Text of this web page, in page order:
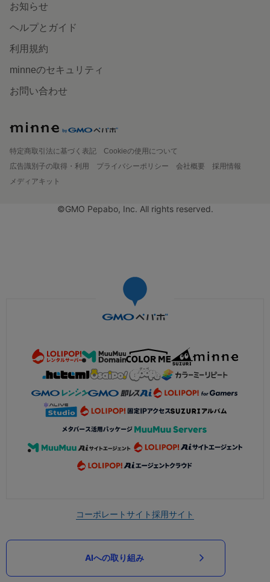
お知らせ
ヘルプとガイド
利用規約
minneのセキュリティ
お問い合わせ
特定商取引法に基づく表記
Cookieの使用について
広告識別子の取得・利用
プライバシーポリシー 会社概要
採用情報
メディアキット
©GMO Pepabo, Inc. All rights reserved.
コーポレートサイト採用サイト
AIへの取り組み